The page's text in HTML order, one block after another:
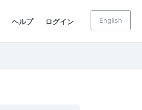
ヘルプ ログイン English